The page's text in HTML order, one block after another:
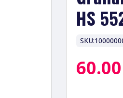
HS
SKU: